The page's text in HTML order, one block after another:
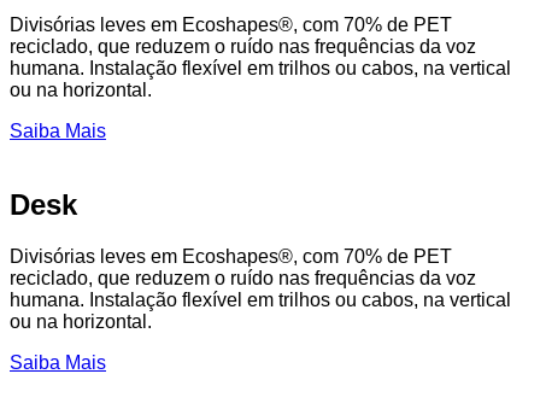
Divisórias leves em Ecoshapes®, com 70% de PET
reciclado, que reduzem o ruído nas frequências da voz
humana. Instalação flexível em trilhos ou cabos, na vertical
ou na horizontal.
Saiba Mais
Desk
Divisórias leves em Ecoshapes®, com 70% de PET
reciclado, que reduzem o ruído nas frequências da voz
humana. Instalação flexível em trilhos ou cabos, na vertical
ou na horizontal.
Saiba Mais